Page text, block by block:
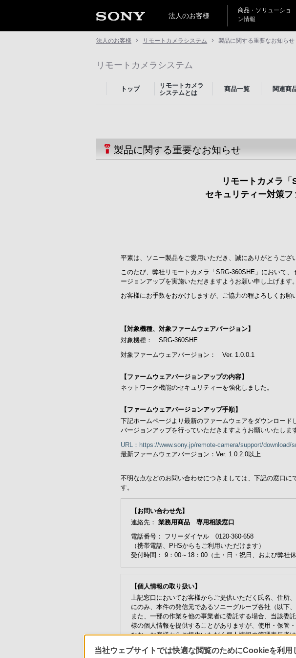
法人のお客様
商品・ソリューショ
ン情報
法人のお客様 リモートカメラシステム 製品に関する重要なお知らせ
リモートカメラシステム
トップ
リモートカメラ
システムとは
商品一覧 関連商
製品に関する重要なお知らせ
リモートカメラ
セキュリティー対策
平素は、ソニー製品をご愛用いただき、誠にありがとうござ
このたび、弊社リモートカメラ「SRG-360SHE」において
ージョンアップを実施いただきますようお願い申し上げます。
お客様にお手数をおかけしますが、ご協力の程よろしくお願
【対象機種、対象ファームウェアバージョン】
対象機種： SRG-360SHE
対象ファームウェアバージョン： Ver. 1.0.0.1
【ファームウェアバージョンアップの内容】
ネットワーク機能のセキュリティーを強化しました。
【ファームウェアバージョンアップ手順】
下記ホームページより最新のファームウェアをダウンロード
バージョンアップを行っていただきますようお願いいたしま
URL：https://www.sony.jp/remote-camera/support/download/
最新ファームウェアバージョン：Ver. 1.0.2.0以上
不明な点などのお問い合わせにつきましては、下記の窓口
す。
【お問い合わせ先】
連絡先： 業務用商品 専用相談窓口
電話番号： フリーダイヤル 0120-360-658
（携帯電話、PHSからもご利用いただけます）
受付時間： 9：00～18：00（土・日・祝日、および弊社休
【個人情報の取り扱い】
上記窓口においてお客様からご提供いただく氏名、住
にのみ、本件の発信元であるソニーグループ各社（以下
また、一部の作業を他の事業者に委託する場合、当該委
様の個人情報を提供することがありますが、使用・保管
なお、お客様からご提供いただく個人情報の管理責任者
その他、ソニーの個人情報保護に関する方針・取り扱い内
当社ウェブサイトでは快適な閲覧のためにCookieを利用